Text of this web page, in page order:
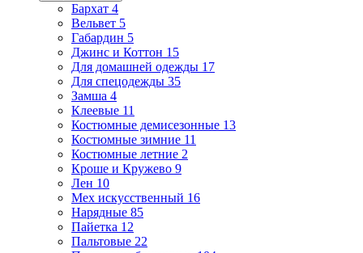
Бархат 4
Вельвет 5
Габардин 5
Джинс и Коттон 15
Для домашней одежды 17
Для спецодежды 35
Замша 4
Клеевые 11
Костюмные демисезонные 13
Костюмные зимние 11
Костюмные летние 2
Кроше и Кружево 9
Лен 10
Мех искусственный 16
Нарядные 85
Пайетка 12
Пальтовые 22